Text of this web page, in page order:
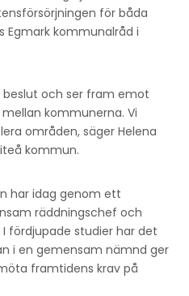
för båda
Egmark kommunalråd i
beslut och ser fram emot
kommunerna. Vi
områden, säger Helena
kommun.
har idag genom ett
räddningschef och
fördjupade studier har det
i en gemensam nämnd ger
framtidens krav på